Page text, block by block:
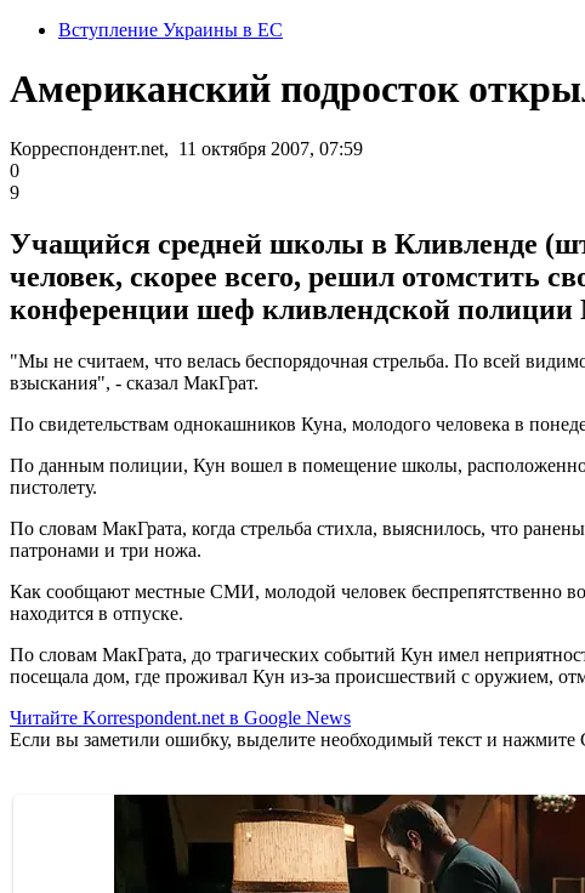
Вступление Украины в ЕС
Американский подросток
Корреспондент.net, 11 октября 2007, 07:59
0
9
Учащийся средней школы в Кливленде
человек, скорее всего, решил отомстить
конференции шеф кливлендской
"Мы не считаем, что велась беспорядочная стрельба. По всей
взыскания", - сказал МакГрат.
По свидетельствам однокашников Куна, молодого человека в
По данным полиции, Кун вошел в помещение школы,
пистолету.
По словам МакГрата, когда стрельба стихла, выяснилось, что
патронами и три ножа.
Как сообщают местные СМИ, молодой человек беспрепятственно
находится в отпуске.
По словам МакГрата, до трагических событий Кун имел
посещала дом, где проживал Кун из-за происшествий с оружием,
Читайте Korrespondent.net в Google News
Если вы заметили ошибку, выделите необходимый текст и нажмите